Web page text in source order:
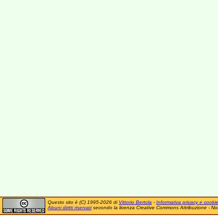
Questo sito è (C) 1995-2026 di Vittorio Bertola - Informativa privacy e cookie
Alcuni diritti riservatisecondo la licenza Creative Commons Attribuzione -